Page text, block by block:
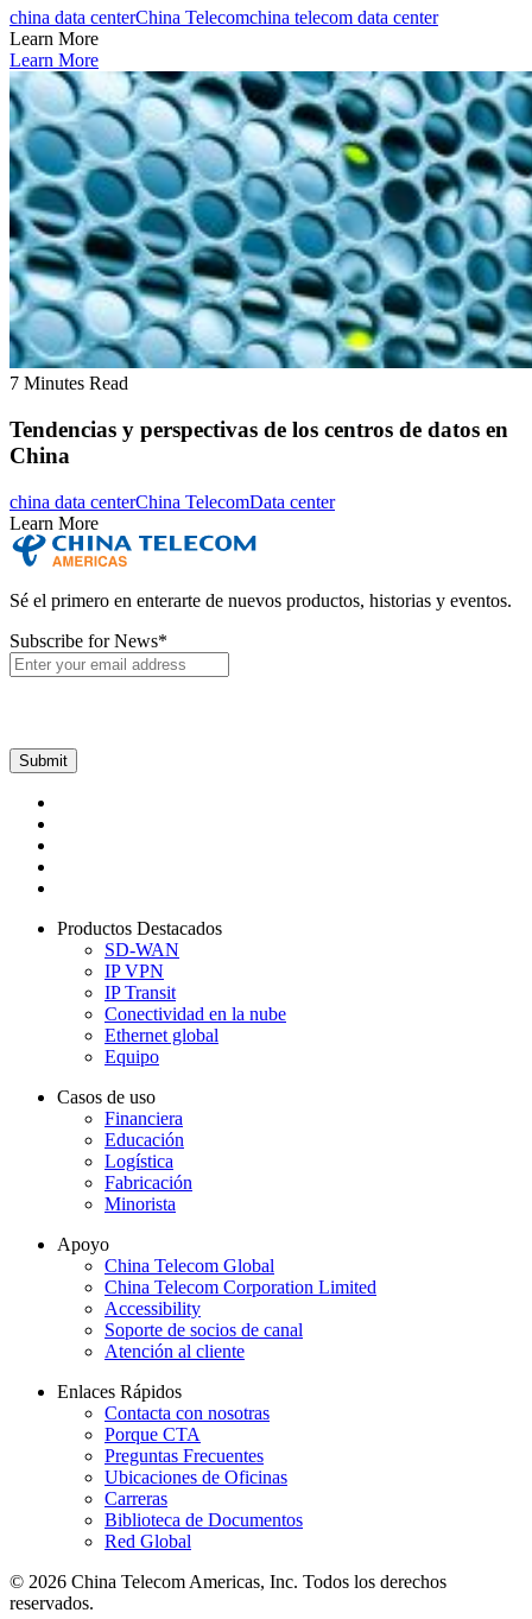
china data centerChina Telecomchina telecom data center
Learn More
Learn More
7 Minutes Read
Tendencias y perspectivas de los centros de datos en
China
china data centerChina TelecomData center
Learn More
Sé el primero en enterarte de nuevos productos, historias y eventos.
Subscribe for News*
Productos Destacados
SD-WAN
IP VPN
IP Transit
Conectividad en la nube
Ethernet global
Equipo
Casos de uso
Financiera
Educación
Logística
Fabricación
Minorista
Apoyo
China Telecom Global
China Telecom Corporation Limited
Accessibility
Soporte de socios de canal
Atención al cliente
Enlaces Rápidos
Contacta con nosotras
Porque CTA
Preguntas Frecuentes
Ubicaciones de Oficinas
Carreras
Biblioteca de Documentos
Red Global
© 2026 China Telecom Americas, Inc. Todos los derechos
reservados.